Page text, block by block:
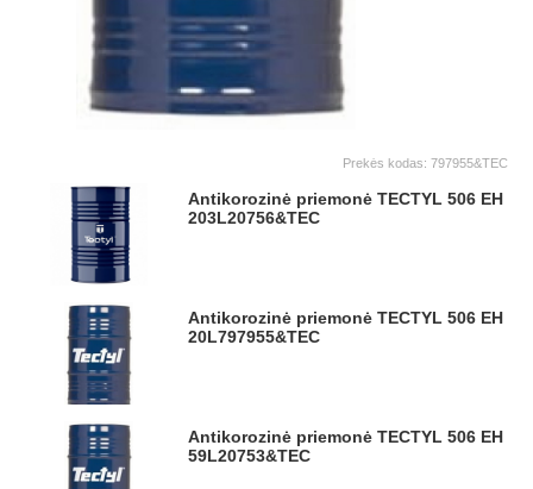
Prekės kodas: 797955&TEC
Antikorozinė priemonė TECTYL 506 EH
203L20756&TEC
Antikorozinė priemonė TECTYL 506 EH
20L797955&TEC
Antikorozinė priemonė TECTYL 506 EH
59L20753&TEC